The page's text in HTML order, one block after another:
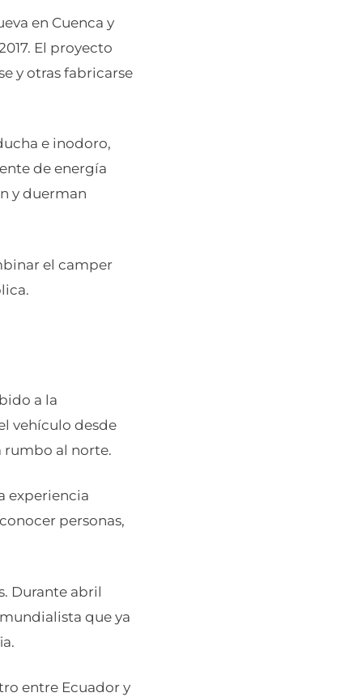
en Cuenca y
El proyecto
y otras fabricarse
e inodoro,
de energía
y duerman
el camper
a la
vehículo desde
rumbo al norte.
experiencia
personas,
Durante abril
que ya
entre Ecuador y